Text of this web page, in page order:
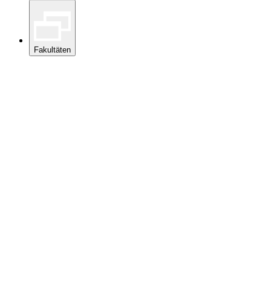
Fakultäten